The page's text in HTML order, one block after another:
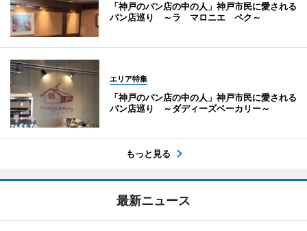
「神戸のパン店の中の人」神戸市民に愛される
パン店巡り ～ラ マロニエ ペク～
エリア特集
「神戸のパン店の中の人」神戸市民に愛される
パン店巡り ～ダディーズベーカリー～
もっと見る
最新ニュース